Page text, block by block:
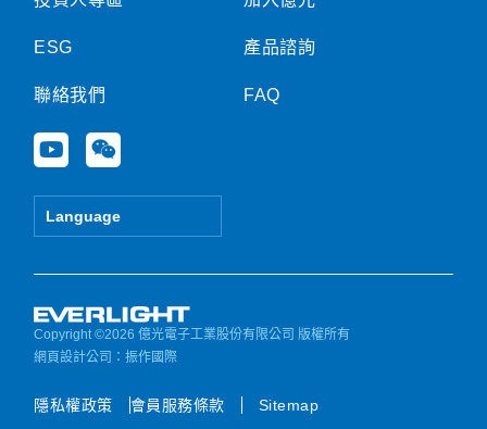
ESG
聯絡我們
Y
o
u
e
W
e
i
Language
產品諮詢
FAQ
Copyright ©2026 億光電子工業股份有限公司 版權所有
網頁設計公司 ：振作國際
隱私權政策 會員服務條款 Sitemap